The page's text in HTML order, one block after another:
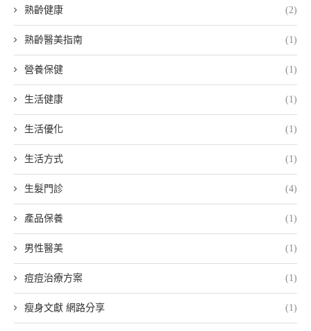
熟齡健康 (2)
熟齡醫美指南 (1)
營養保健 (1)
生活健康 (1)
生活優化 (1)
生活方式 (1)
生髮門診 (4)
產品保養 (1)
男性醫美 (1)
痘痘治療方案 (1)
瘦身文獻 網路分享 (1)